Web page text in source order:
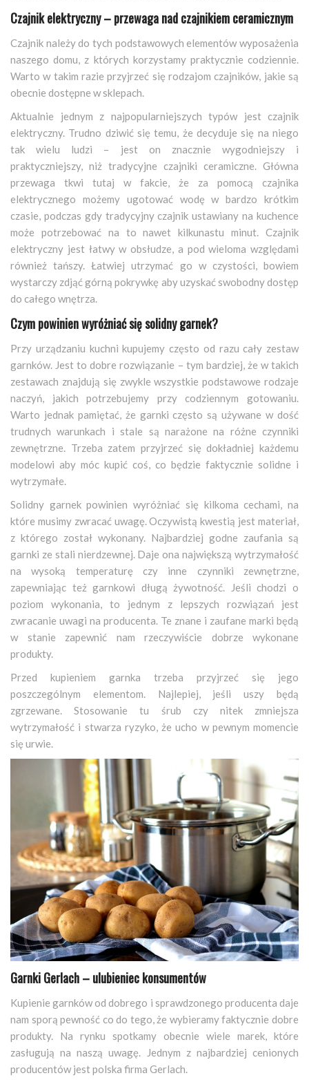
Czajnik elektryczny – przewaga nad czajnikiem ceramicznym
Czajnik należy do tych podstawowych elementów wyposażenia
naszego domu, z których korzystamy praktycznie codziennie.
Warto w takim razie przyjrzeć się rodzajom czajników, jakie są
obecnie dostępne w sklepach.
Aktualnie jednym z najpopularniejszych typów jest czajnik
elektryczny. Trudno dziwić się temu, że decyduje się na niego
tak wielu ludzi – jest on znacznie wygodniejszy i
praktyczniejszy, niż tradycyjne czajniki ceramiczne. Główna
przewaga tkwi tutaj w fakcie, że za pomocą czajnika
elektrycznego możemy ugotować wodę w bardzo krótkim
czasie, podczas gdy tradycyjny czajnik ustawiany na kuchence
może potrzebować na to nawet kilkunastu minut. Czajnik
elektryczny jest łatwy w obsłudze, a pod wieloma względami
również tańszy. Łatwiej utrzymać go w czystości, bowiem
wystarczy zdjąć górną pokrywkę aby uzyskać swobodny dostęp
do całego wnętrza.
Czym powinien wyróżniać się solidny garnek?
Przy urządzaniu kuchni kupujemy często od razu cały zestaw
garnków. Jest to dobre rozwiązanie – tym bardziej, że w takich
zestawach znajdują się zwykle wszystkie podstawowe rodzaje
naczyń, jakich potrzebujemy przy codziennym gotowaniu.
Warto jednak pamiętać, że garnki często są używane w dość
trudnych warunkach i stale są narażone na różne czynniki
zewnętrzne. Trzeba zatem przyjrzeć się dokładniej każdemu
modelowi aby móc kupić coś, co będzie faktycznie solidne i
wytrzymałe.
Solidny garnek powinien wyróżniać się kilkoma cechami, na
które musimy zwracać uwagę. Oczywistą kwestią jest materiał,
z którego został wykonany. Najbardziej godne zaufania są
garnki ze stali nierdzewnej. Daje ona największą wytrzymałość
na wysoką temperaturę czy inne czynniki zewnętrzne,
zapewniając też garnkowi długą żywotność. Jeśli chodzi o
poziom wykonania, to jednym z lepszych rozwiązań jest
zwracanie uwagi na producenta. Te znane i zaufane marki będą
w stanie zapewnić nam rzeczywiście dobrze wykonane
produkty.
Przed kupieniem garnka trzeba przyjrzeć się jego
poszczególnym elementom. Najlepiej, jeśli uszy będą
zgrzewane. Stosowanie tu śrub czy nitek zmniejsza
wytrzymałość i stwarza ryzyko, że ucho w pewnym momencie
się urwie.
Garnki Gerlach – ulubieniec konsumentów
Kupienie garnków od dobrego i sprawdzonego producenta daje
nam sporą pewność co do tego, że wybieramy faktycznie dobre
produkty. Na rynku spotkamy obecnie wiele marek, które
zasługują na naszą uwagę. Jednym z najbardziej cenionych
producentów jest polska firma Gerlach.